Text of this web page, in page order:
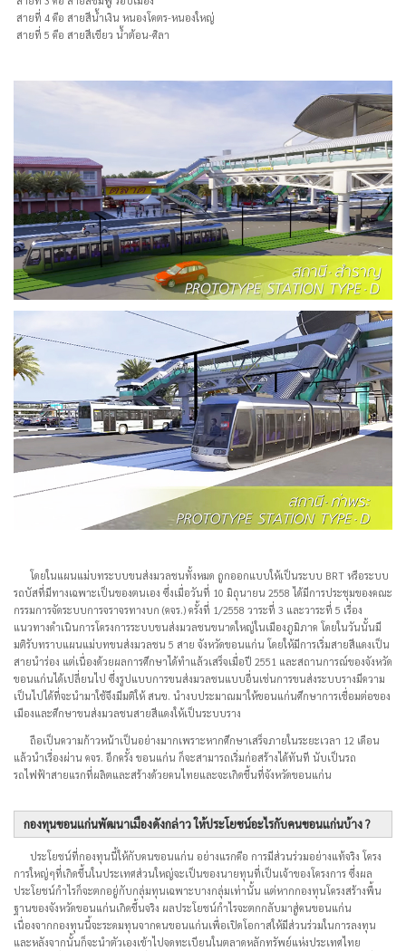
สายที่ 4 คือ สายสีน้ำเงิน หนองโคตร-หนองใหญ่
สายที่ 5 คือ สายสีเขียว น้ำต้อน-ศิลา
โดยในแผนแม่บทระบบขนส่งมวลชนทั้งหมด ถูกออกแบบให้เป็นระบบ BRT หรือระบบ
รถบัสที่มีทางเฉพาะเป็นของตนเอง ซึ่งเมื่อวันที่ 10 มิถุนายน 2558 ได้มีการประชุมของคณะ
กรรมการจัดระบบการจราจรทางบก (คจร.) ครั้งที่ 1/2558 วาระที่ 3 และวาระที่ 5 เรื่อง
แนวทางดำเนินการโครงการระบบขนส่งมวลชนขนาดใหญ่ในเมืองภูมิภาค โดยในวันนั้นมี
มติรับทราบแผนแม่บทขนส่งมวลชน 5 สาย จังหวัดขอนแก่น โดยให้มีการเริ่มสายสีแดงเป็น
สายนำร่อง แต่เนื่องด้วยผลการศึกษาได้ทำแล้วเสร็จเมื่อปี 2551 และสถานการณ์ของจังหวัด
ขอนแก่นได้เปลี่ยนไป ซึ่งรูปแบบการขนส่งมวลชนแบบอื่นเช่นการขนส่งระบบรางมีความ
เป็นไปได้ที่จะนำมาใช้จึงมีมติให้ สนข. นำงบประมาณมาให้ขอนแก่นศึกษาการเชื่อมต่อของ
เมืองและศึกษาขนส่งมวลชนสายสีแดงให้เป็นระบบราง
ถือเป็นความก้าวหน้าเป็นอย่างมากเพราะหากศึกษาเสร็จภายในระยะเวลา 12 เดือน
แล้วนำเรื่องผ่าน คจร. อีกครั้ง ขอนแก่น ก็จะสามารถเริ่มก่อสร้างได้ทันที นับเป็นรถ
รถไฟฟ้าสายแรกที่ผลิตและสร้างด้วยคนไทยและจะเกิดขึ้นที่จังหวัดขอนแก่น
กองทุนขอนแก่นพัฒนาเมืองดังกล่าว ให้ประโยชน์อะไรกับคนขอนแก่นบ้าง ?
ประโยชน์ที่กองทุนนี้ให้กับคนขอนแก่น อย่างแรกคือ การมีส่วนร่วมอย่างแท้จริง โครง
การใหญ่ๆที่เกิดขึ้นในประเทศส่วนใหญ่จะเป็นของนายทุนที่เป็นเจ้าของโครงการ ซึ่งผล
ประโยชน์กำไรก็จะตกอยู่กับกลุ่มทุนเฉพาะบางกลุ่มเท่านั้น แต่หากกองทุนโครงสร้างพื้น
ฐานของจังหวัดขอนแก่นเกิดขึ้นจริง ผลประโยชน์กำไรจะตกกลับมาสู่คนขอนแก่น
เนื่องจากกองทุนนี้จะระดมทุนจากคนขอนแก่นเพื่อเปิดโอกาสให้มีส่วนร่วมในการลงทุน
และหลังจากนั้นก็จะนำตัวเองเข้าไปจดทะเบียนในตลาดหลักทรัพย์แห่งประเทศไทย